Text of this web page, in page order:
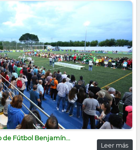
de Fútbol Benjamín...
Leer más